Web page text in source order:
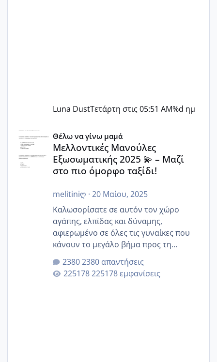
Luna DustΤετάρτη στις 05:51 AM%d ημ
Μελλοντικές Μανούλες Εξωσωματικής 2025 💫 – Μαζί
Θέλω να γίνω μαμά
Μελλοντικές Μανούλες
Εξωσωματικής 2025 💫 – Μαζί
στο πιο όμορφο ταξίδι!
melitiniღ · 20 Μαίου, 2025
Καλωσορίσατε σε αυτόν τον χώρο
αγάπης, ελπίδας και δύναμης,
αφιερωμένο σε όλες τις γυναίκες που
κάνουν το μεγάλο βήμα προς τη
μητρότητα μέσω εξωσωματικής το 2025.
Εδώ θα μοιραστούμε αγωνίες, χαρές,
εμπειρίες και κάθε μικρή ή μεγάλη
2380 απαντήσεις
225178 εμφανίσεις